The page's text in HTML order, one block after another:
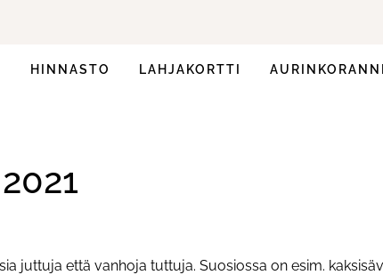
HINNASTO LAHJAKORTTI
juttuja että vanhoja tuttuja. Suosiossa on esim.